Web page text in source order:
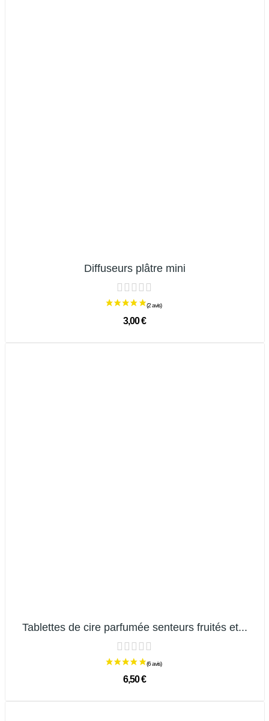
Diffuseurs plâtre mini
3,00 €
Tablettes de cire parfumée senteurs fruités et...
6,50 €